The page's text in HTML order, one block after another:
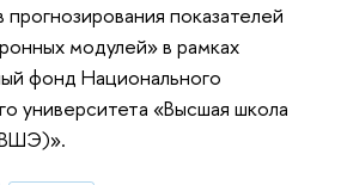
показателей
модулей» в рамках
фонд Национального
университета «Высшая школа